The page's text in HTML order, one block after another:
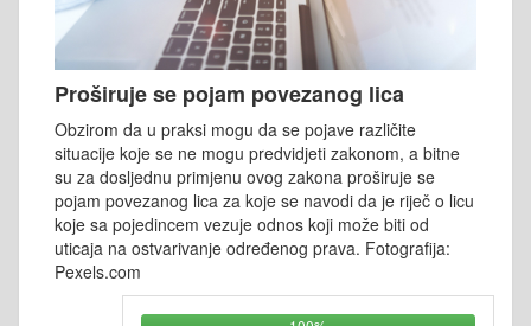
Proširuje se pojam povezanog lica
Obzirom da u praksi mogu da se pojave različite
situacije koje se ne mogu predvidjeti zakonom, a bitne
su za dosljednu primjenu ovog zakona proširuje se
pojam povezanog lica za koje se navodi da je riječ o licu
koje sa pojedincem vezuje odnos koji može biti od
uticaja na ostvarivanje određenog prava. Fotografija:
Pexels.com